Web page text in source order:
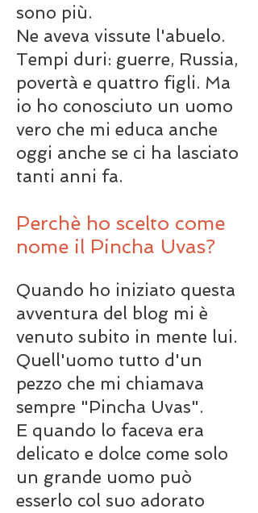
sono più.
Ne aveva vissute l'abuelo.
Tempi duri: guerre, Russia,
povertà e quattro figli. Ma
io ho conosciuto un uomo
vero che mi educa anche
oggi anche se ci ha lasciato
tanti anni fa.
Perchè ho scelto come
nome il Pincha Uvas?
Quando ho iniziato questa
avventura del blog mi è
venuto subito in mente lui.
Quell'uomo tutto d'un
pezzo che mi chiamava
sempre "Pincha Uvas".
E quando lo faceva era
delicato e dolce come solo
un grande uomo può
esserlo col suo adorato